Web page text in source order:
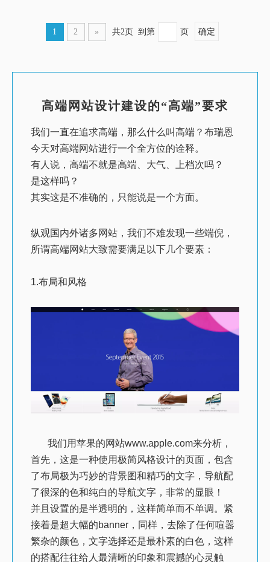
1 2 » 共2页 到第 页 确定
高端网站设计建设的“高端”要求
我们一直在追求高端，那么什么叫高端？布瑞恩
今天对高端网站进行一个全方位的诠释。
有人说，高端不就是高端、大气、上档次吗？
是这样吗？
其实这是不准确的，只能说是一个方面。
纵观国内外诸多网站，我们不难发现一些端倪，
所谓高端网站大致需要满足以下几个要素：
1.布局和风格
我们用苹果的网站www.apple.com来分析，
首先，这是一种使用极简风格设计的页面，包含
了布局极为巧妙的背景图和精巧的文字，导航配
了很深的色和纯白的导航文字，非常的显眼！
并且设置的是半透明的，这样简单而不单调。紧
接着是超大幅的banner，同样，去除了任何喧嚣
繁杂的颜色，文字选择还是最朴素的白色，这样
的搭配往往给人最清晰的印象和震撼的心灵触